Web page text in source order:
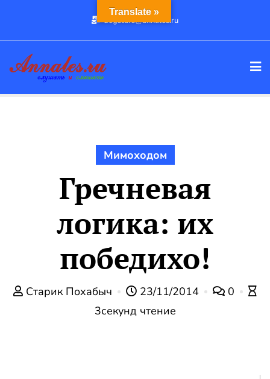
dogstars@annales.ru
Мимоходом
Гречневая
логика: их
победихо!
Старик Похабыч 23/11/2014
0
3секунд чтение
Translate »